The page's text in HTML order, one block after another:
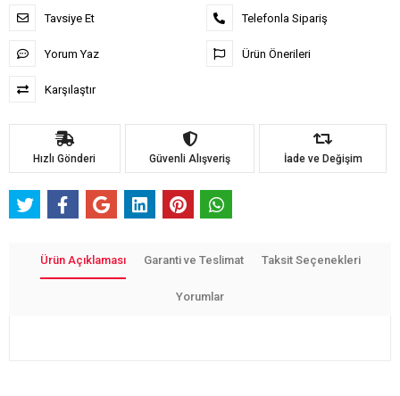
Tavsiye Et
Yorum Yaz
Karşılaştır
Telefonla Sipariş
Ürün Önerileri
Hızlı Gönderi Güvenli Alışveriş İade ve Değişim
Ürün Açıklaması Garanti ve Teslimat Taksit Seçenekleri
Yorumlar